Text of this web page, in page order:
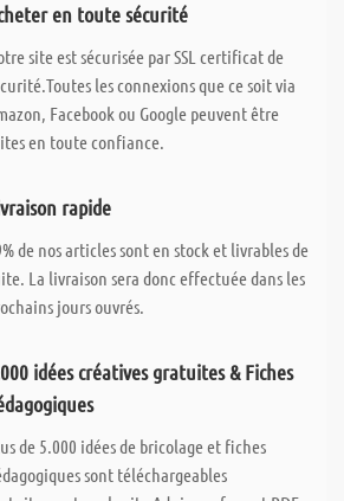
en toute sécurité
site est sécurisée par SSL certificat de
les connexions que ce soit via
Facebook ou Google peuvent être
en toute confiance.
rapide
de nos articles sont en stock et livrables de
La livraison sera donc effectuée dans les
jours ouvrés.
idées créatives gratuites & Fiches
de 5.000 idées de bricolage et fiches
sont téléchargeables